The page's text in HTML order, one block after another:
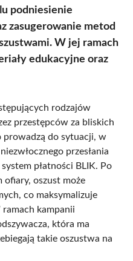
podniesienie
zasugerowanie metod
W jej ramach
edukacyjne oraz
rodzajów
przestępców za bliskich
prowadzą do sytuacji, w
przesłania
płatności BLIK. Po
oszust może
co maksymalizuje
kampanii
która ma
takie oszustwa na